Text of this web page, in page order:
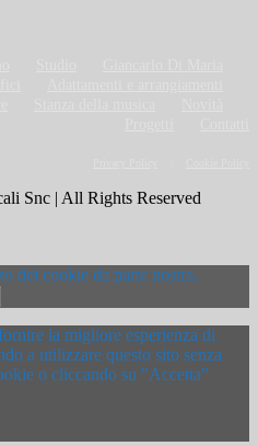
Snc | All Rights Reserved
dei cookie da parte nostra.
la migliore esperienza di
a utilizzare questo sito senza
o cliccando su "Accetta"